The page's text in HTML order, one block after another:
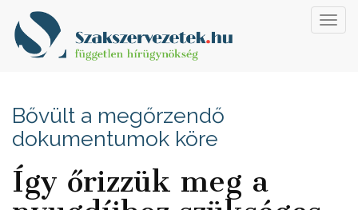
Bővült a megőrzendő
dokumentumok köre
Így őrizzük meg a